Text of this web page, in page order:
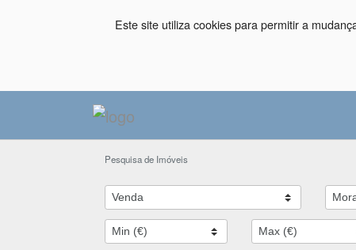
Este site utiliza cookies para permitir a
Pesquisa de Imóveis